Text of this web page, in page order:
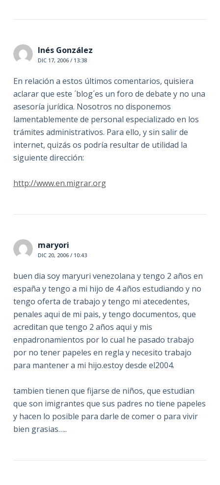
Inés González
DIC 17, 2006 / 13:38
En relación a estos últimos comentarios, quisiera
aclarar que este ´blog´es un foro de debate y no una
asesoría jurídica. Nosotros no disponemos
lamentablemente de personal especializado en los
trámites administrativos. Para ello, y sin salir de
internet, quizás os podría resultar de utilidad la
siguiente dirección:
http://www.en.migrar.org
maryori
DIC 20, 2006 / 10:43
buen dia soy maryuri venezolana y tengo 2 años en
españa y tengo a mi hijo de 4 años estudiando y no
tengo oferta de trabajo y tengo mi atecedentes,
penales aqui de mi pais, y tengo documentos, que
acreditan que tengo 2 años aqui y mis
enpadronamientos por lo cual he pasado trabajo
por no tener papeles en regla y necesito trabajo
para mantener a mi hijo.estoy desde el2004.
tambien tienen que fijarse de niños, que estudian
que son imigrantes que sus padres no tiene papeles
y hacen lo posible para darle de comer o para vivir
bien grasias…..